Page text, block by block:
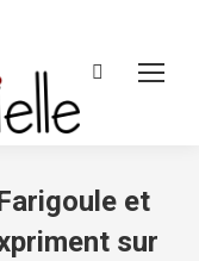
Recherche
et
sur